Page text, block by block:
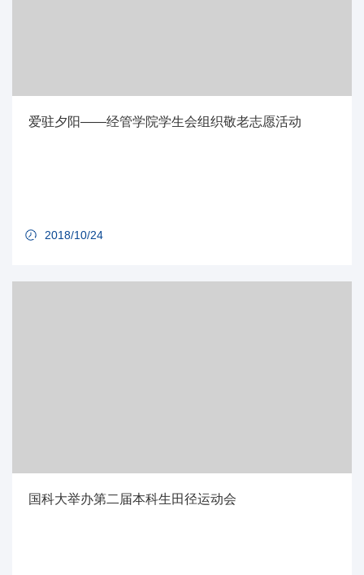
爱驻夕阳——经管学院学生会组织敬老志愿活动
2018/10/24
国科大举办第二届本科生田径运动会